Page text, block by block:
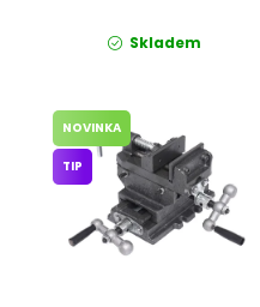
Skladem
NOVINKA
TIP